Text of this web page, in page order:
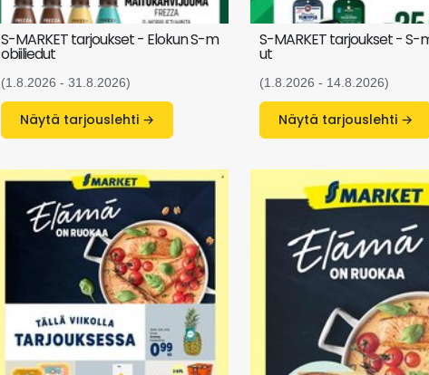
S-MARKET tarjoukset - Elokun S-m
obiiliedut
(1.8.2026 - 31.8.2026)
Näytä tarjouslehti →
S-MARKET tarjoukset - S-
ut
(1.8.2026 - 14.8.2026)
Näytä tarjouslehti →